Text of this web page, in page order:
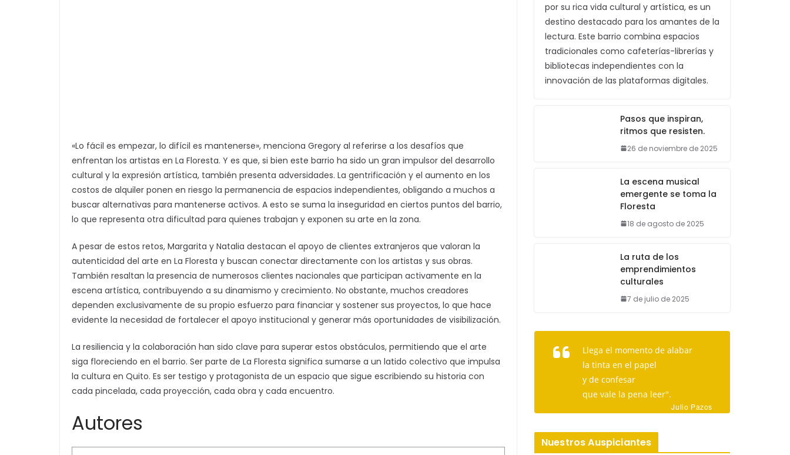
«Lo fácil es empezar, lo difícil es mantenerse», menciona Gregory al referirse a los desafíos que
enfrentan los artistas en La Floresta. Y es que, si bien este barrio ha sido un gran impulsor del desarrollo
cultural y la expresión artística, también presenta adversidades. La gentrificación y el aumento en los
costos de alquiler ponen en riesgo la permanencia de espacios independientes, obligando a muchos a
buscar alternativas para mantenerse activos. A esto se suma la inseguridad en ciertos puntos del barrio,
lo que representa otra dificultad para quienes trabajan y exponen su arte en la zona.
A pesar de estos retos, Margarita y Natalia destacan el apoyo de clientes extranjeros que valoran la
autenticidad del arte en La Floresta y buscan conectar directamente con los artistas y sus obras.
También resaltan la presencia de numerosos clientes nacionales que participan activamente en la
escena artística, contribuyendo a su dinamismo y crecimiento. No obstante, muchos creadores
dependen exclusivamente de su propio esfuerzo para financiar y sostener sus proyectos, lo que hace
evidente la necesidad de fortalecer el apoyo institucional y generar más oportunidades de visibilización.
La resiliencia y la colaboración han sido clave para superar estos obstáculos, permitiendo que el arte
siga floreciendo en el barrio. Ser parte de La Floresta significa sumarse a un latido colectivo que impulsa
la cultura en Quito. Es ser testigo y protagonista de un espacio que sigue escribiendo su historia con
cada pincelada, cada proyección, cada obra y cada encuentro.
Autores
por su rica vida cultural y artística, es un
destino destacado para los amantes de la
lectura. Este barrio combina espacios
tradicionales como cafeterías-librerías y
bibliotecas independientes con la
innovación de las plataformas digitales.
Pasos que inspiran,
ritmos que resisten.
26 de noviembre de 2025
La escena musical
emergente se toma la
Floresta
18 de agosto de 2025
La ruta de los
emprendimientos
culturales
7 de julio de 2025
Llega el momento de alabar
la tinta en el papel
y de confesar
que vale la pena leer".
Julio Pazos
Nuestros Auspiciantes